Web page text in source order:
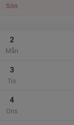
Sön
2
Mån
3
Tis
4
Ons